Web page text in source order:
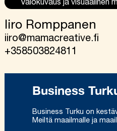
Iiro Romppanen
iiro@mamacreative.fi
+358503824811
Business
Business Turku on
Meiltä maailmalle ja